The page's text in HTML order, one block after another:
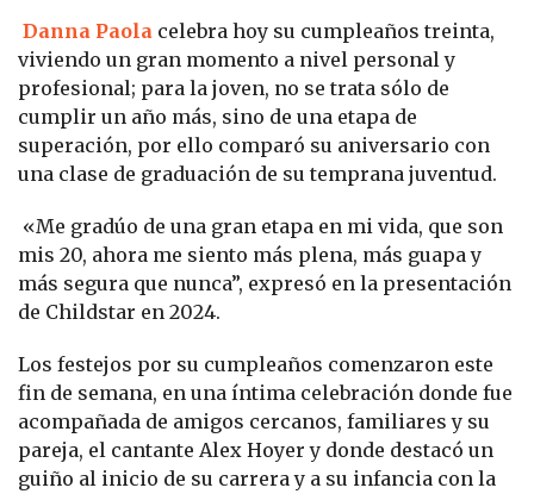
Danna Paola celebra hoy su cumpleaños treinta,
viviendo un gran momento a nivel personal y
profesional; para la joven, no se trata sólo de
cumplir un año más, sino de una etapa de
superación, por ello comparó su aniversario con
una clase de graduación de su temprana juventud.
«Me gradúo de una gran etapa en mi vida, que son
mis 20, ahora me siento más plena, más guapa y
más segura que nunca”, expresó en la presentación
de Childstar en 2024.
Los festejos por su cumpleaños comenzaron este
fin de semana, en una íntima celebración donde fue
acompañada de amigos cercanos, familiares y su
pareja, el cantante Alex Hoyer y donde destacó un
guiño al inicio de su carrera y a su infancia con la